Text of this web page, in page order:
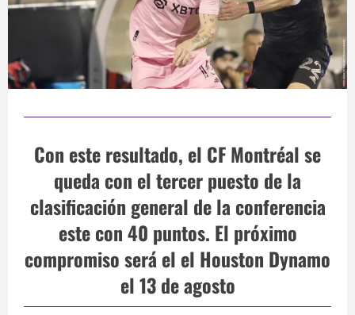
Con este resultado, el CF Montréal se
queda con el tercer puesto de la
clasificación general de la conferencia
este con 40 puntos. El próximo
compromiso será el el Houston Dynamo
el 13 de agosto